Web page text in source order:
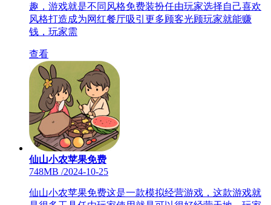
趣，游戏就是不同风格免费装扮任由玩家选择自己喜欢
风格打造成为网红餐厅吸引更多顾客光顾玩家就能赚
钱，玩家需
查看
仙山小农苹果免费
748MB /2024-10-25
仙山小农苹果免费这是一款模拟经营游戏，这款游戏就